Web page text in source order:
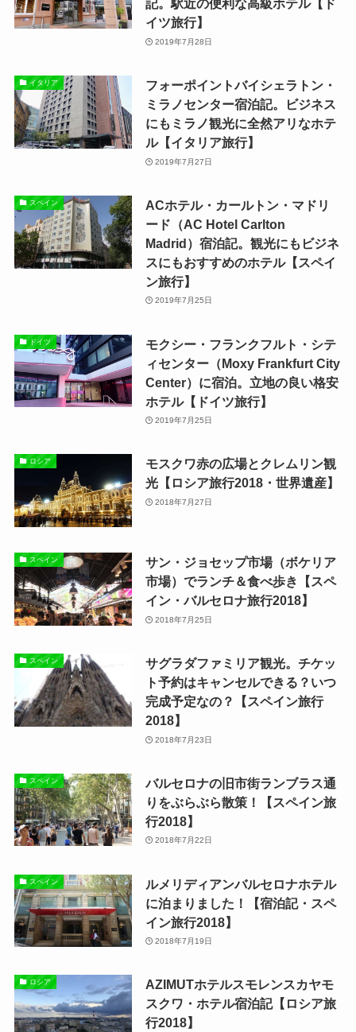
記。駅近の便利な高級ホテル【ド
イツ旅行】
2019年7月28日
イタリア
フォーポイントバイシェラトン・
ミラノセンター宿泊記。ビジネス
にもミラノ観光に全然アリなホテ
ル【イタリア旅行】
2019年7月27日
スペイン
ACホテル・カールトン・マドリ
ード（AC Hotel Carlton
Madrid）宿泊記。観光にもビジネ
スにもおすすめのホテル【スペイ
ン旅行】
2019年7月25日
ドイツ
モクシー・フランクフルト・シテ
ィセンター（Moxy Frankfurt City
Center）に宿泊。立地の良い格安
ホテル【ドイツ旅行】
2019年7月25日
ロシア
モスクワ赤の広場とクレムリン観
光【ロシア旅行2018・世界遺産】
2018年7月27日
スペイン
サン・ジョセップ市場（ボケリア
市場）でランチ＆食べ歩き【スペ
イン・バルセロナ旅行2018】
2018年7月25日
スペイン
サグラダファミリア観光。チケッ
ト予約はキャンセルできる？いつ
完成予定なの？【スペイン旅行
2018】
2018年7月23日
スペイン
バルセロナの旧市街ランブラス通
りをぶらぶら散策！【スペイン旅
行2018】
2018年7月22日
スペイン
ルメリディアンバルセロナホテル
に泊まりました！【宿泊記・スペ
イン旅行2018】
2018年7月19日
ロシア
AZIMUTホテルスモレンスカヤモ
スクワ・ホテル宿泊記【ロシア旅
行2018】